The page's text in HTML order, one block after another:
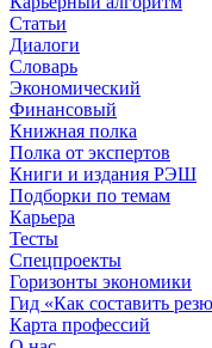
Статьи
Диалоги
Словарь
Экономический
Финансовый
Книжная полка
Полка от экспертов
Книги и издания РЭШ
Подборки по темам
Карьера
Тесты
Спецпроекты
Горизонты экономики
Гид «Как составить
Карта профессий